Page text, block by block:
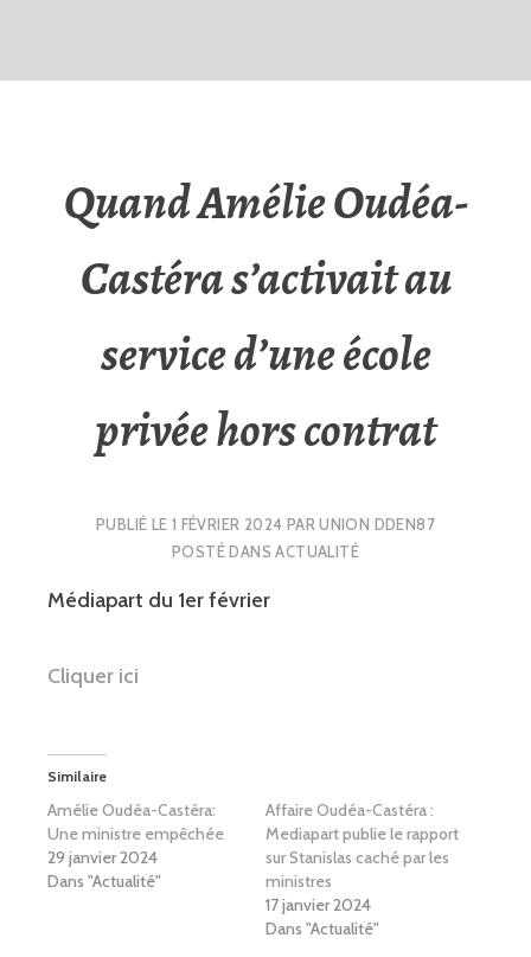
Quand Amélie Oudéa-
Castéra s’activait au
service d’une école
privée hors contrat
PUBLIÉ LE 1 FÉVRIER 2024 PARUNION DDEN87
POSTÉ DANSACTUALITÉ
Médiapart du 1er février
Cliquer ici
Similaire
Amélie Oudéa-Castéra:
Une ministre empêchée
29 janvier 2024
Dans "Actualité"
Affaire Oudéa-Castéra :
Mediapart publie le rapport
sur Stanislas caché par les
ministres
17 janvier 2024
Dans "Actualité"